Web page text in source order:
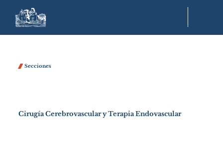
Secciones
Cirugía Cerebrovascular y Terapia Endovascular